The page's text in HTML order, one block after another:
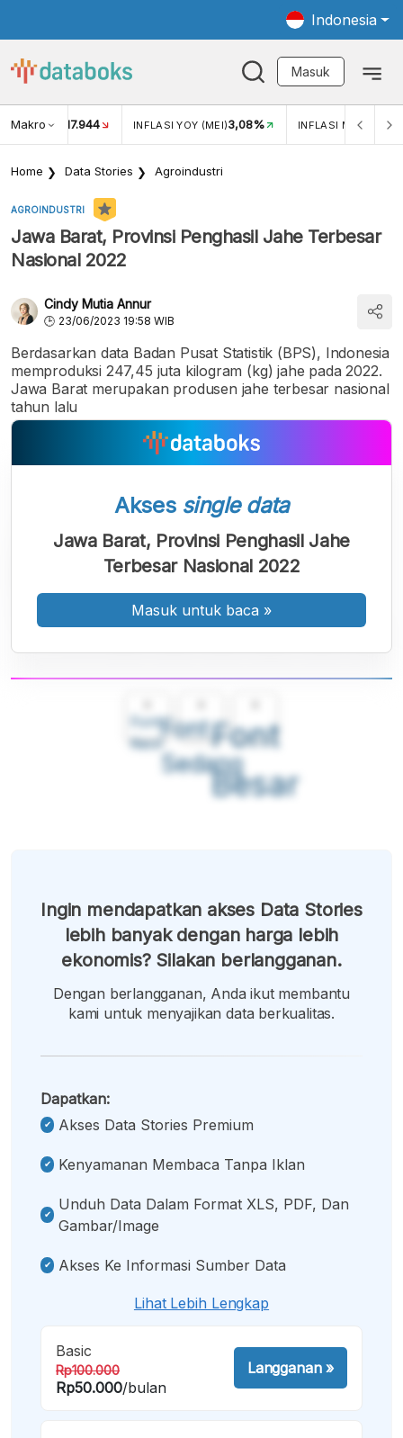
Indonesia
Masuk
Makro
USD/IDR 17.944 INFLASI YOY (MEI)3,08% INFLASI MOM (MEI)
Home Data Stories Agroindustri
AGROINDUSTRI
Jawa Barat, Provinsi Penghasil Jahe Terbesar
Nasional 2022
Cindy Mutia Annur
23/06/2023 19:58 WIB
Berdasarkan data Badan Pusat Statistik (BPS), Indonesia
memproduksi 247,45 juta kilogram (kg) jahe pada 2022.
Jawa Barat merupakan produsen jahe terbesar nasional
tahun lalu
Font
Kecil
Font
Sedang
Font
Besar
Akses single data
Jawa Barat, Provinsi Penghasil Jahe
Terbesar Nasional 2022
Masuk untuk baca »
Ingin mendapatkan akses Data Stories
lebih banyak dengan harga lebih
ekonomis? Silakan berlangganan.
Dengan berlangganan, Anda ikut membantu
kami untuk menyajikan data berkualitas.
Dapatkan:
Akses Data Stories Premium
Kenyamanan Membaca Tanpa Iklan
Unduh Data Dalam Format XLS, PDF, Dan
Gambar/image
Akses Ke Informasi Sumber Data
Lihat Lebih Lengkap
Basic
Rp100.000
Rp50.000/bulan
Langganan»